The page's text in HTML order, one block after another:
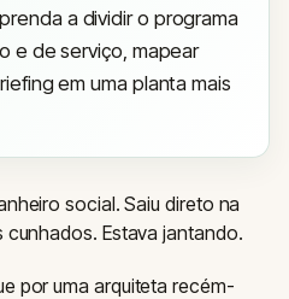
a dividir o programa
e de serviço, mapear
em uma planta mais
social. Saiu direto na
Estava jantando.
por uma arquiteta recém-